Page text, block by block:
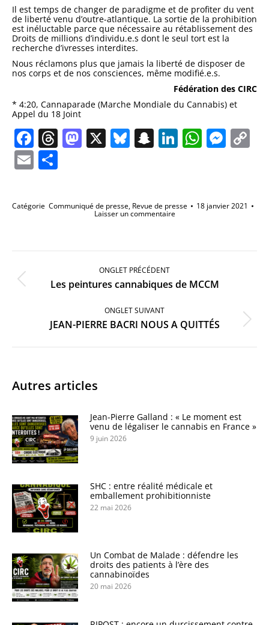
Il est temps de changer de paradigme et de profiter du vent
de liberté venu d’outre-atlantique. La sortie de la prohibition
est inéluctable parce que nécessaire au rétablissement des
Droits de millions d’individu.e.s dont le seul tort est la
recherche d’ivresses interdites.
Nous réclamons plus que jamais la liberté de disposer de
nos corps et de nos consciences, même modifié.e.s.
Fédération des CIRC
* 4:20, Cannaparade (Marche Mondiale du Cannabis) et
Appel du 18 Joint
Facebook
Threads
Mastodon
X Bluesky
Snapchat
LinkedIn
Email
Catégorie Communiqué de presse, Revue de presse 18 janvier 2021
Laisser un commentaire
Navigation
commentaire
ONGLET PRÉCÉDENT
Onglet
précédent
Les peintures cannabiques de MCCM
ONGLET SUIVANT
Onglet
JEAN-PIERRE BACRI NOUS A QUITTÉS
Autres articles
Jean-Pierre Galland : « Le moment est
venu de légaliser le cannabis en France »
9 juin 2026
SHC : entre réalité médicale et
emballement prohibitionniste
22 mai 2026
Un Combat de Malade : défendre les
droits des patients à l’ère des
cannabinoïdes
20 mai 2026